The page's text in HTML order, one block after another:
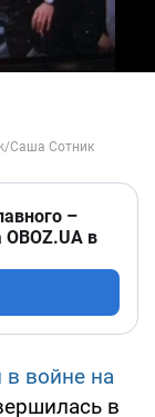
–
в
в войне на
в